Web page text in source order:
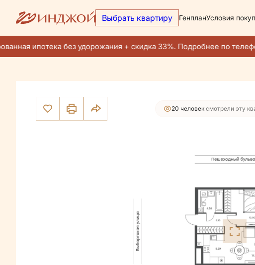
Выбрать квартиру ГенпланУсловия
ипотека без удорожания + скидка 33%. Подробнее по
2-комнатная40.4 м2
23 350 810 руб.Ипотекаот 100 761
20 человек смотрели эту